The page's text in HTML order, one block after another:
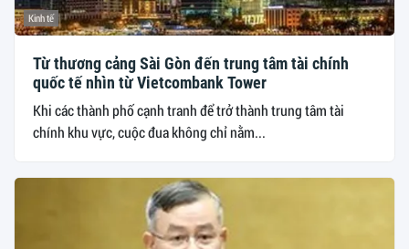
Kinh tế
Từ thương cảng Sài Gòn đến trung tâm tài chính
quốc tế nhìn từ Vietcombank Tower
Khi các thành phố cạnh tranh để trở thành trung tâm tài
chính khu vực, cuộc đua không chỉ nằm...